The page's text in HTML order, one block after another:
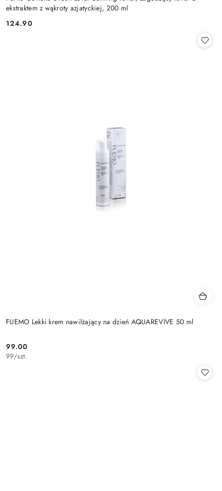
ekstraktem z wąkroty azjatyckiej, 200 ml
Cena:
124.90
FUEMO Lekki krem nawilżający na dzień AQUAREVIVE 50 ml
Cena:
99.00
99/szt.